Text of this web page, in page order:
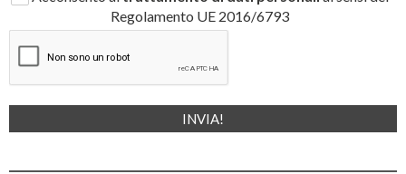
Regolamento UE 2016/6793